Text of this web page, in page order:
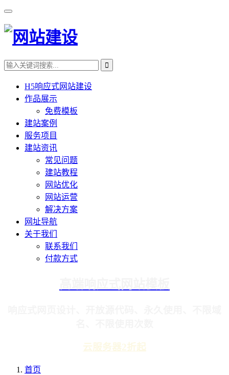
H5响应式网站建设
作品展示
免费模板
建站案例
服务项目
建站资讯
常见问题
建站教程
网站优化
网站运营
解决方案
网址导航
关于我们
联系我们
付款方式
云服务器2折起
首页